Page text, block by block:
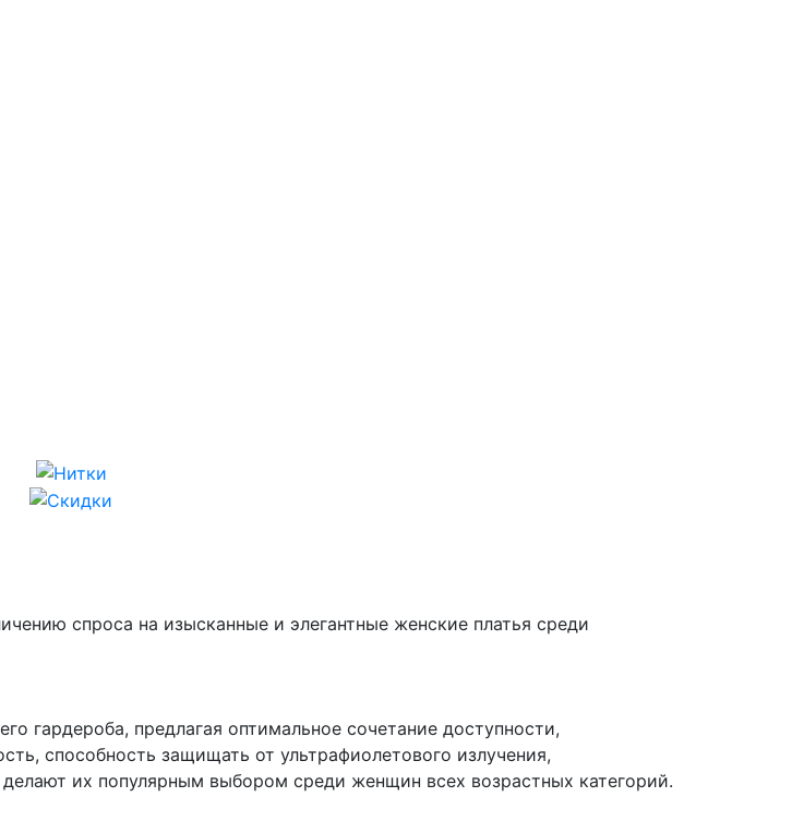
спроса на изысканные и элегантные женские платья среди
гардероба, предлагая оптимальное сочетание доступности,
способность защищать от ультрафиолетового излучения,
их популярным выбором среди женщин всех возрастных категорий.